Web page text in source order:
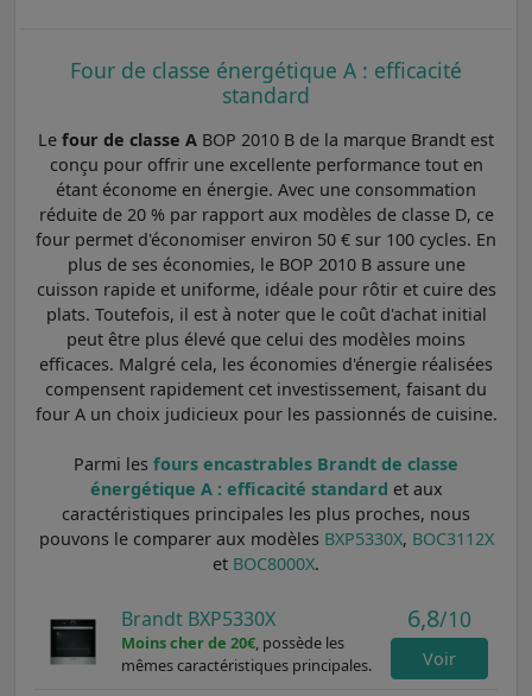
Four de classe énergétique A : efficacité
standard
Le four de classe A BOP 2010 B de la marque Brandt est
conçu pour offrir une excellente performance tout en
étant économe en énergie. Avec une consommation
réduite de 20 % par rapport aux modèles de classe D, ce
four permet d'économiser environ 50 € sur 100 cycles. En
plus de ses économies, le BOP 2010 B assure une
cuisson rapide et uniforme, idéale pour rôtir et cuire des
plats. Toutefois, il est à noter que le coût d'achat initial
peut être plus élevé que celui des modèles moins
efficaces. Malgré cela, les économies d'énergie réalisées
compensent rapidement cet investissement, faisant du
four A un choix judicieux pour les passionnés de cuisine.
Parmi les fours encastrables Brandt de classe
énergétique A : efficacité standard et aux
caractéristiques principales les plus proches, nous
pouvons le comparer aux modèles BXP5330X, BOC3112X
et BOC8000X.
Brandt BXP5330X
Moins cher de 20€, possède les
mêmes caractéristiques principales.
6,8/10
Voir